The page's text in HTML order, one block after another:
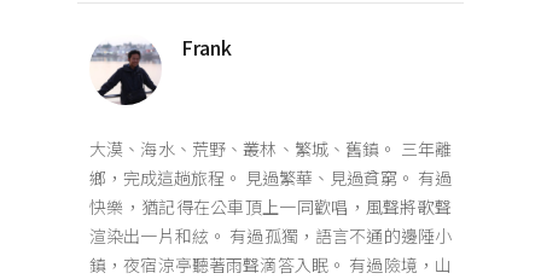
Frank
大漠、海水、荒野、叢林、繁城、舊鎮。 三年離
鄉，完成這趟旅程。 見過繁華、見過貧窮。 有過
快樂，猶記得在公車頂上一同歡唱，風聲將歌聲
渲染出一片和絃。 有過孤獨，語言不通的邊陲小
鎮，夜宿涼亭聽著雨聲滴答入眠。 有過險境，山